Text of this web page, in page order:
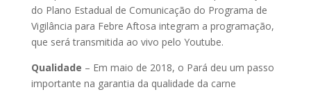
do Plano Estadual de Comunicação do Programa de
Vigilância para Febre Aftosa integram a programação,
que será transmitida ao vivo pelo Youtube.
Qualidade – Em maio de 2018, o Pará deu um passo
importante na garantia da qualidade da carne